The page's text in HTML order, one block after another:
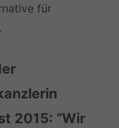
für
2015: “Wir